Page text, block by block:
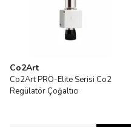
Co2Art
Co2Art PRO-Elite Serisi Co2
Regülatör Çoğaltıcı